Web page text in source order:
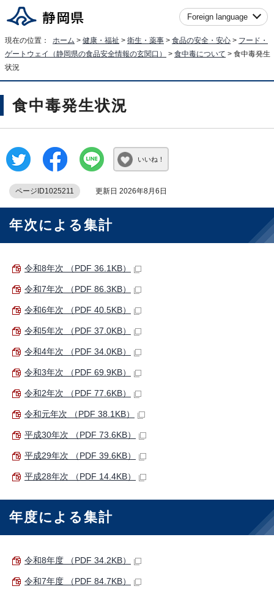
Foreign language
現在の位置： ホーム > 健康・福祉 > 衛生・薬事 > 食品の安全・安心 > フード・
ゲートウェイ（静岡県の食品安全情報の玄関口）
> 食中毒について > 食中毒発生
状況
食中毒発生状況
いいね！
ページID1025211 更新日 2026年8月6日
年次による集計
令和8年次 （PDF 36.1KB）
令和7年次 （PDF 86.3KB）
令和6年次 （PDF 40.5KB）
令和5年次 （PDF 37.0KB）
令和4年次 （PDF 34.0KB）
令和3年次 （PDF 69.9KB）
令和2年次 （PDF 77.6KB）
令和元年次 （PDF 38.1KB）
平成30年次 （PDF 73.6KB）
平成29年次 （PDF 39.6KB）
平成28年次 （PDF 14.4KB）
年度による集計
令和8年度 （PDF 34.2KB）
令和7年度 （PDF 84.7KB）